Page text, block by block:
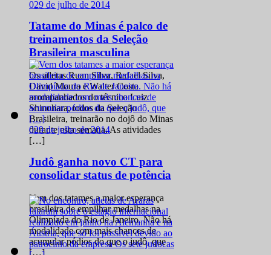
029 de julho de 2014
Tatame do Minas é palco de
treinamentos da Seleção
Brasileira masculina
Os atletas Ruan Silva, Rafael Silva,
David Moura e Walter Costa
acompanhados do técnico Luiz
Shinohara, todos da Seleção
Brasileira, treinarão no dojô do Minas
durante esta semana. As atividades
[…]
029 de julho de 2014
Judô ganha novo CT para
consolidar status de potência
Vem dos tatames a maior esperança
brasileira de empilhar medalhas na
Olimpíada do Rio de Janeiro. Não há
modalidade com mais chances de
acumular pódios do que o judô, que
[…]